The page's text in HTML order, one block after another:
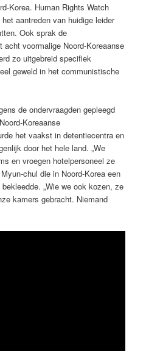
Korea. Human Rights Watch
aantreden van huidige leider
Ook sprak de
acht voormalige Noord-Koreaanse
zo uitgebreid specifiek
geweld in het communistische
de ondervraagden gepleegd
Koreaanse
het vaakst in detentiecentra en
door het hele land. „We
en vroegen hotelpersoneel ze
chul die in Noord-Korea een
„Wie we ook kozen, ze
kamers gebracht. Niemand